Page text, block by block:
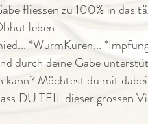
fliessen zu 100% in das
leben...
*WurmKuren...
durch deine Gabe
kann? Möchtest du mit
DU TEIL dieser grossen